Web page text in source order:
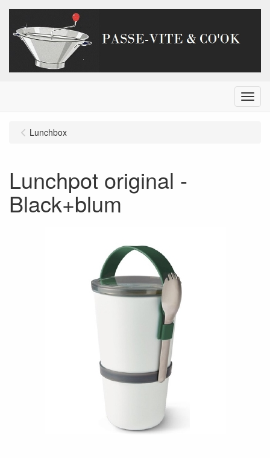
Menu
Lunchbox
Lunchpot original -
Black+blum